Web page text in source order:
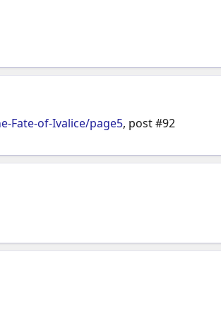
Fate-of-Ivalice/page5, post #92